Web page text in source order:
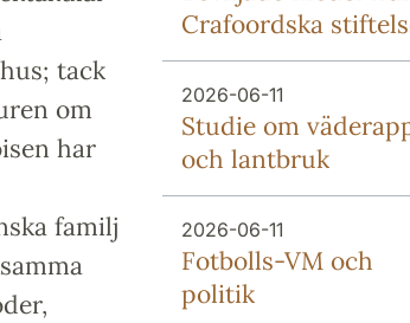
tack
om
har
familj
Crafoordska
2026-06-11
Studie om
och lantbruk
2026-06-11
Fotbolls-VM och
politik